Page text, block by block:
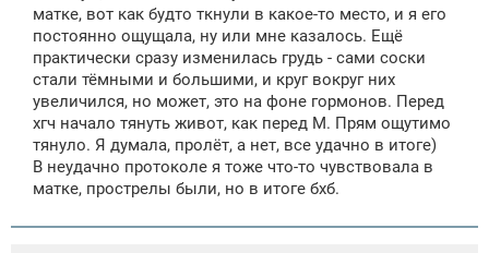
матке, вот как будто ткнули в какое-то место, и я его
постоянно ощущала, ну или мне казалось. Ещё
практически сразу изменилась грудь - сами соски
стали тёмными и большими, и круг вокруг них
увеличился, но может, это на фоне гормонов. Перед
хгч начало тянуть живот, как перед М. Прям ощутимо
тянуло. Я думала, пролёт, а нет, все удачно в итоге)
В неудачно протоколе я тоже что-то чувствовала в
матке, прострелы были, но в итоге бхб.